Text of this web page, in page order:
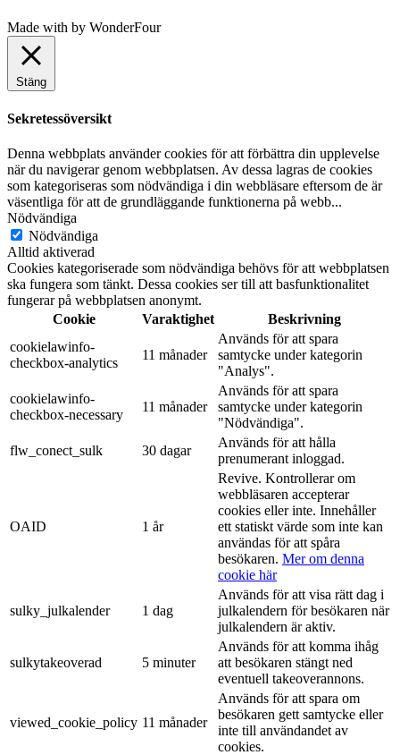
Made with by WonderFour
Stäng
Sekretessöversikt
Denna webbplats använder cookies för att förbättra din upplevelse
när du navigerar genom webbplatsen. Av dessa lagras de cookies
som kategoriseras som nödvändiga i din webbläsare eftersom de är
väsentliga för att de grundläggande funktionerna på webb...
Nödvändiga
Nödvändiga
Alltid aktiverad
Cookies kategoriserade som nödvändiga behövs för att webbplatsen
ska fungera som tänkt. Dessa cookies ser till att basfunktionalitet
fungerar på webbplatsen anonymt.
Cookie
Varaktighet
Beskrivning
cookielawinfo-
checkbox-analytics
11 månader
Används för att spara
samtycke under kategorin
"Analys".
cookielawinfo-
checkbox-necessary
11 månader
Används för att spara
samtycke under kategorin
"Nödvändiga".
flw_conect_sulk
30 dagar
Används för att hålla
prenumerant inloggad.
OAID 1 år
Revive. Kontrollerar om
webbläsaren accepterar
cookies eller inte. Innehåller
ett statiskt värde som inte kan
användas för att spåra
besökaren. Mer om denna
cookie här
sulky_julkalender 1 dag
Används för att visa rätt dag i
julkalendern för besökaren när
julkalendern är aktiv.
sulkytakeoverad 5 minuter
Används för att komma ihåg
att besökaren stängt ned
eventuell takeoverannons.
viewed_cookie_policy 11 månader
Används för att spara om
besökaren gett samtycke eller
inte till användandet av
cookies.